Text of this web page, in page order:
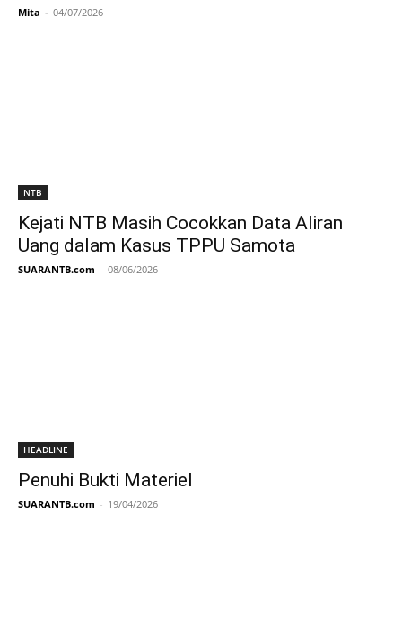
Mita - 04/07/2026
NTB
Kejati NTB Masih Cocokkan Data Aliran
Uang dalam Kasus TPPU Samota
SUARANTB.com - 08/06/2026
HEADLINE
Penuhi Bukti Materiel
SUARANTB.com - 19/04/2026